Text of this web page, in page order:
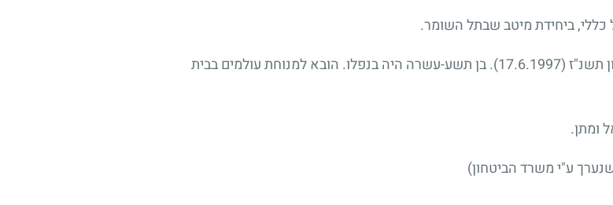
טוראי ערן אדרת נפל בעת מילוי תפקידו ביום י"ב בסיוון תשנ"ז (17.6.1997). בן תשע-עשרה היה בנפלו. הובא למנוחת עולמים בבית
ומתן.
ע"י משרד הביטחון)